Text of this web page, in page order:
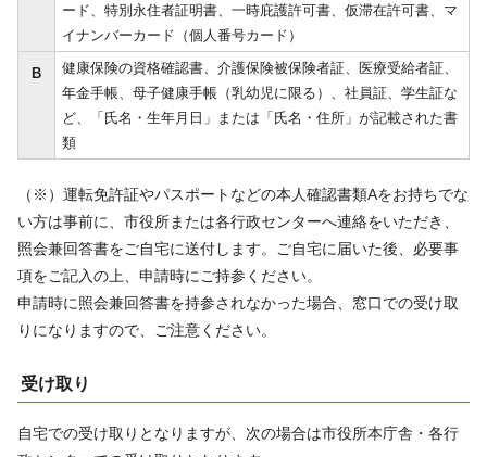
ード、特別永住者証明書、一時庇護許可書、仮滞在許可書、マ
イナンバーカード（個人番号カード）
B
健康保険の資格確認書、介護保険被保険者証、医療受給者証、
年金手帳、母子健康手帳（乳幼児に限る）、社員証、学生証な
ど、「氏名・生年月日」または「氏名・住所」が記載された書
類
（※）運転免許証やパスポートなどの本人確認書類Aをお持ちでな
い方は事前に、市役所または各行政センターへ連絡をいただき、
照会兼回答書をご自宅に送付します。ご自宅に届いた後、必要事
項をご記入の上、申請時にご持参ください。
申請時に照会兼回答書を持参されなかった場合、窓口での受け取
りになりますので、ご注意ください。
受け取り
自宅での受け取りとなりますが、次の場合は市役所本庁舎・各行